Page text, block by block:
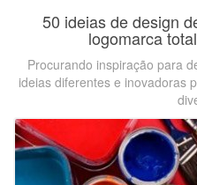
50 ideias de design
logomarca
Procurando inspiração para
ideias diferentes e inovadoras